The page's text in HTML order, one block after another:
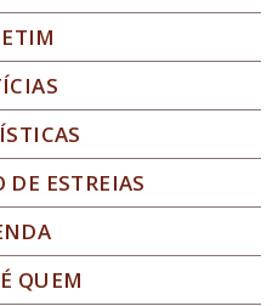
DE ESTREIAS
QUEM